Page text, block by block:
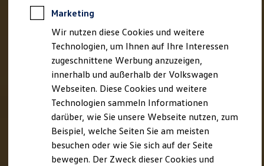
Rekuperation
Laden unterwegs
Laden Zuhause
Ladestationen finden
Ladezeitensimulator
Batterie
Sicherheit
Nachhaltigkeit
Technologie
Kosten und Kauf
Verbrauchskosten
Kaufoptionen
E-Auto-Förderung
Marketing
Wir nutzen diese Cookies und weitere
Technologien, um Ihnen auf Ihre Interessen
zugeschnittene Werbung anzuzeigen,
innerhalb und außerhalb der Volkswagen
Webseiten. Diese Cookies und weitere
Technologien sammeln Informationen
darüber, wie Sie unsere Webseite nutzen, zum
Beispiel, welche Seiten Sie am meisten
besuchen oder wie Sie sich auf der Seite
bewegen. Der Zweck dieser Cookies und